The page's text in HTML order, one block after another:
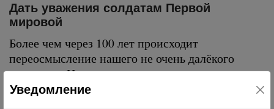
Дать уважения солдатам Первой
мировой
Более чем через 100 лет происходит
переосмысление нашего не очень далёкого
прошлого. Начинает восстанавливаться
справедливость. День памяти российских
Уведомление